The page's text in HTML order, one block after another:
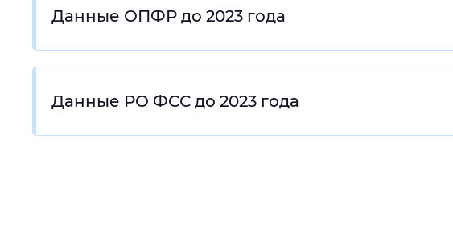
Данные ОПФР до 2023 года
Данные РО ФСС до 2023 года